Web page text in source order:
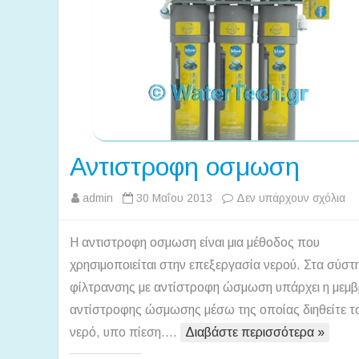
Αντιστροφη οσμωση
admin 30 Μαΐου 2013 Δεν υπάρχουν σχόλιαστο
Η αντιστροφη οσμωση είναι μια μέθοδος που
χρησιμοποιείται στην επεξεργασία νερού. Στα
φίλτρανσης με αντίστροφη ώσμωση υπάρχει η
αντίστροφης ώσμωσης μέσω της οποίας διηθείτε
νερό, υπο πίεση….
Διαβάστε περισσότερα »